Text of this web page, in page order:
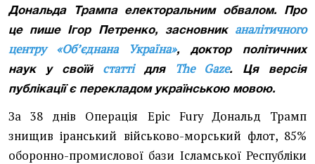
Дональда Трампа електоральним обвалом. Про
це пише Ігор Петренко, засновник аналітичного
центру «Об’єднана Україна», доктор політичних
наук у своїй статтідля The Gaze. Ця версія
публікації є перекладом українською мовою.
За 38 днів Операція Epic Fury Дональд Трамп
знищив іранський військово-морський флот, 85%
оборонно-промислової бази Ісламської Республіки